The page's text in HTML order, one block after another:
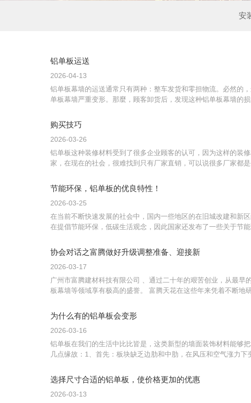
安
铝单板运送
2026-04-13
铝单板幕墙的运送通常只有两种：整车发货和零担物流。必然的
单板幕墙严重变形。那麼，顾客卸货后，发现这种铝单板幕墙的
购买技巧
2026-03-26
铝单板这种装修材料受到了很多企业顾客的认可，因为这样的装
家，在现在的社会，很难找到只有厂家直销，可以说很多厂家都
节能环保，铝单板的优良特性！
2026-03-25
在当前不断快速发展的社会中，国内一些地区的在旧城改建和新
在提倡节能环保，低碳生活观念，因此国家还发布了一些关于节
协会对话之富腾做好升级调整准备、迎接新
2026-03-17
广州市富腾建材科技有限公司 、通过二十年的艰苦创业，从最
板幕墙等领域享有极高的盛誉。 富腾天花在这些年来凭着不断
为什么有的铝单板会变形
2026-03-16
铝单板在我们的生活中比比皆是，这类新型的墙面装饰材料能够
几点缘故：1、首先：板块缺乏边肋和中肋，在风压和空气涨力
选择尺寸合适的铝单板，使价格更加的优惠
2026-03-13